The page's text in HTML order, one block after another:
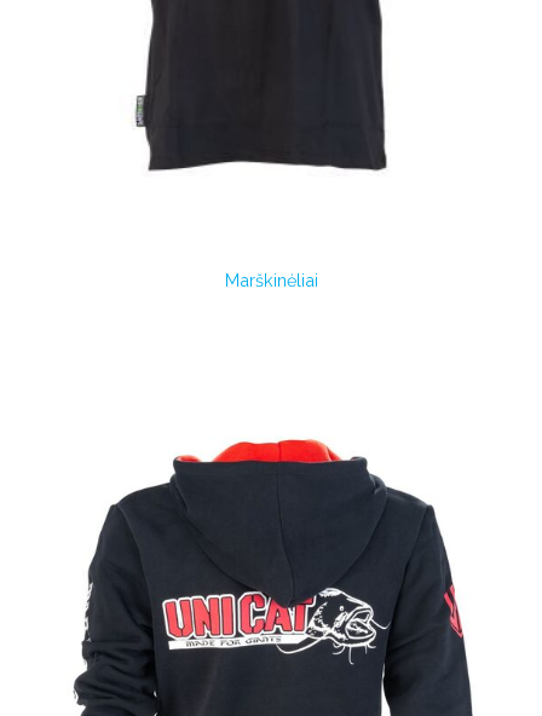
Marškinėliai